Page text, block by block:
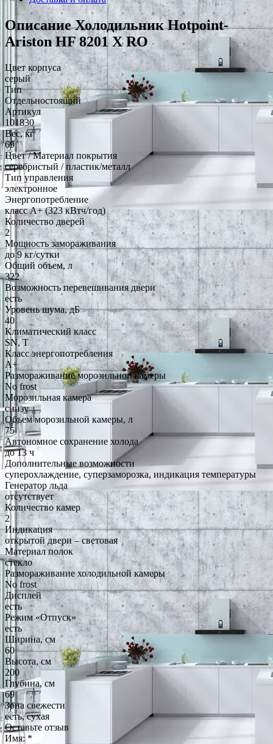
Описание Холодильник Hotpoint-
Ariston HF 8201 X RO
Цвет корпуса
серый
Тип
Отдельностоящий
Артикул
101830
Вес, кг
69
Цвет / Материал покрытия
серебристый / пластик/металл
Тип управления
электронное
Энергопотребление
класс A+ (323 кВтч/год)
Количество дверей
2
Мощность замораживания
до 9 кг/cутки
Общий объем, л
322
Возможность перевешивания двери
есть
Уровень шума, дБ
40
Климатический класс
SN, T
Класс энергопотребления
A+
Размораживание морозильной камеры
No frost
Морозильная камера
снизу
Объем морозильной камеры, л
75
Автономное сохранение холода
до 13 ч
Дополнительные возможности
суперохлаждение, суперзаморозка, индикация температуры
Генератор льда
отсутствует
Количество камер
2
Индикация
открытой двери – световая
Материал полок
стекло
Размораживание холодильной камеры
No frost
Дисплей
есть
Режим «Отпуск»
есть
Ширина, см
60
Высота, см
200
Глубина, см
69
Зона свежести
есть, сухая
Оставьте отзыв
Имя: *